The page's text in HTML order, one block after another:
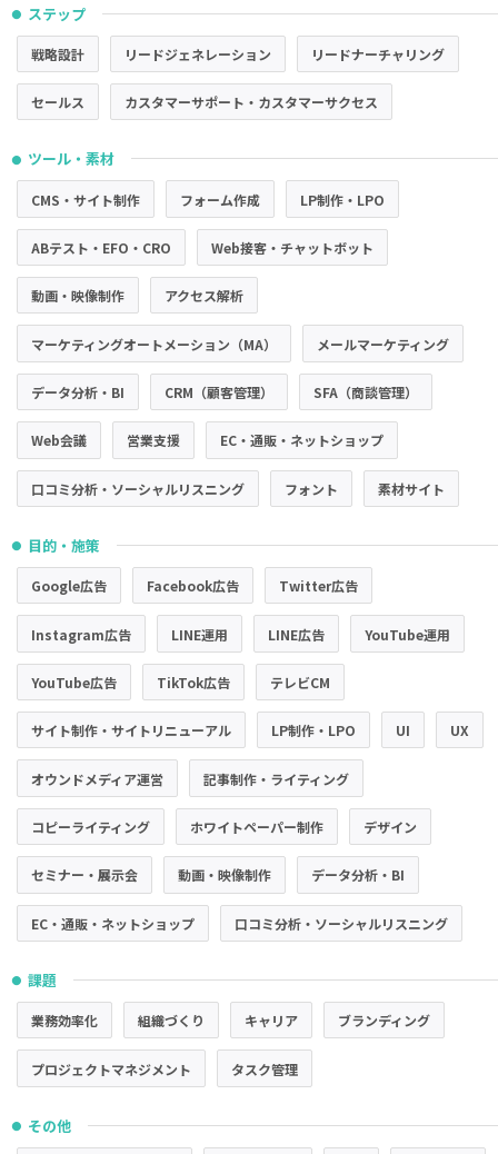
● ステップ
戦略設計 リードジェネレーション リードナーチャリング
セールス カスタマーサポート・カスタマーサクセス
● ツール・素材
CMS・サイト制作 フォーム作成 LP制作・LPO
ABテスト・EFO・CRO Web接客・チャットボット
動画・映像制作 アクセス解析
マーケティングオートメーション（MA） メールマーケティング
データ分析・BI CRM（顧客管理） SFA（商談管理）
Web会議 営業支援 EC・通販・ネットショップ
口コミ分析・ソーシャルリスニング フォント 素材サイト
● 目的・施策
Google広告 Facebook広告 Twitter広告
Instagram広告 LINE運用 LINE広告 YouTube運用
YouTube広告 TikTok広告 テレビCM
サイト制作・サイトリニューアル LP制作・LPO UI UX
オウンドメディア運営 記事制作・ライティング
コピーライティング ホワイトペーパー制作 デザイン
セミナー・展示会 動画・映像制作 データ分析・BI
EC・通販・ネットショップ 口コミ分析・ソーシャルリスニング
● 課題
業務効率化 組織づくり キャリア ブランディング
プロジェクトマネジメント タスク管理
● その他